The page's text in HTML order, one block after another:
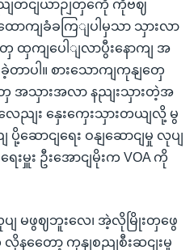
ျတငျယာဉျတှကေို ကိုဗဈ
ထောကျခံခကြျပါမှသာ သှားလာ
ထှကျပေါျလာပွီးနောကျ အ
ာပါ။ စားသောကျကုနျတှေ
ေ အသှားအလာ နညျးသှားတဲ့အ
ေညျး နှေးကှေးသှားတယျလို့ မွ
ပို့ဆောငျရေး ဝနျဆောငျမှု လုပျ
ေးမှူး ဦးအောငျမိုးက VOA ကို
မဖွဈဘူးလေ၊ အဲ့လိုမြိုးတှဖွေ
နတေော့ ကုနျစညျစီးဆငျးမှု